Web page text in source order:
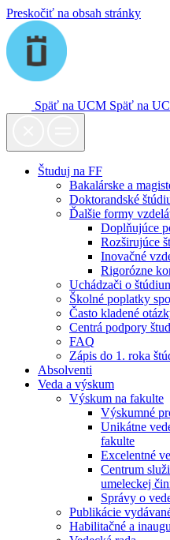
Preskočiť na obsah stránky
Späť na UCM Späť na
Študuj na FF
Bakalárske a
Doktorandské
Ďalšie formy
Doplňujúce
Rozširujúce
Inovačné
Rigorózne
Uchádzači o
Školné poplatky
Často kladené
Centrá podpory
FAQ
Zápis do 1. roka
Absolventi
Veda a výskum
Výskum na fakulte
Výskumné
Unikátne
fakulte
Excelentné
Centrum
umeleckej
Správy o
Publikácie
Habilitačné a